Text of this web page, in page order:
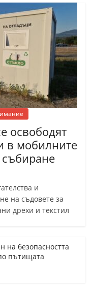
освободят
в мобилните
и
на съдовете за
дрехи и текстил
на безопасността
пътищата